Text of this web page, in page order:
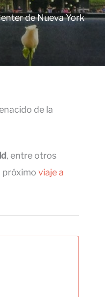
de Nueva York
de la
, entre otros
próximo viaje a